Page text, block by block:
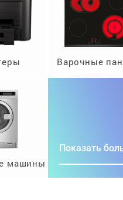
Варочные
машины
Показать